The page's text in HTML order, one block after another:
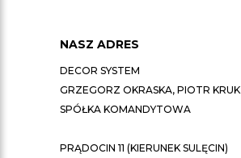
NASZ ADRES
DECOR SYSTEM
GRZEGORZ OKRASKA, PIOTR KRUK
SPÓŁKA KOMANDYTOWA
PRĄDOCIN 11 (KIERUNEK SULĘCIN)